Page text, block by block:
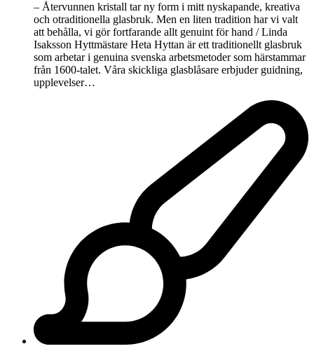
– Återvunnen kristall tar ny form i mitt nyskapande, kreativa
och otraditionella glasbruk. Men en liten tradition har vi valt
att behålla, vi gör fortfarande allt genuint för hand / Linda
Isaksson Hyttmästare Heta Hyttan är ett traditionellt glasbruk
som arbetar i genuina svenska arbetsmetoder som härstammar
från 1600-talet. Våra skickliga glasblåsare erbjuder guidning,
upplevelser…